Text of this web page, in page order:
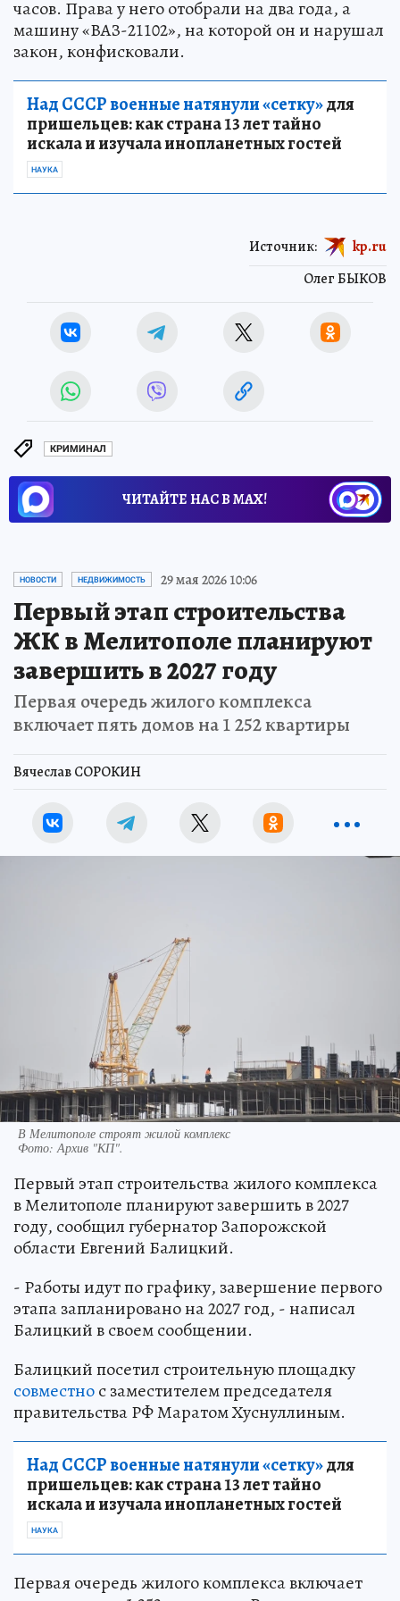
часов. Права у него отобрали на два года, а
машину «ВАЗ-21102», на которой он и нарушал
закон, конфисковали.
Над СССР военные натянули «сетку»для
пришельцев: как страна 13 лет тайно
искала и изучала инопланетных гостей
НАУКА
Олег БЫКОВ
Источник: kp.ru
КРИМИНАЛ
ЧИТАЙТЕ НАС В МАХ!
НОВОСТИ НЕДВИЖИМОСТЬ 29 мая 2026 10:06
Первый этап строительства
ЖК в Мелитополе планируют
завершить в 2027 году
Первая очередь жилого комплекса
включает пять домов на 1 252 квартиры
Вячеслав СОРОКИН
В Мелитополе строят жилой комплекс
Фото:Архив "КП".
Первый этап строительства жилого комплекса
в Мелитополе планируют завершить в 2027
году, сообщил губернатор Запорожской
области Евгений Балицкий.
- Работы идут по графику, завершение первого
этапа запланировано на 2027 год, - написал
Балицкий в своем сообщении.
Балицкий посетил строительную площадку
совместнос заместителем председателя
правительства РФ Маратом Хуснуллиным.
Над СССР военные натянули «сетку»для
пришельцев: как страна 13 лет тайно
искала и изучала инопланетных гостей
НАУКА
Первая очередь жилого комплекса включает